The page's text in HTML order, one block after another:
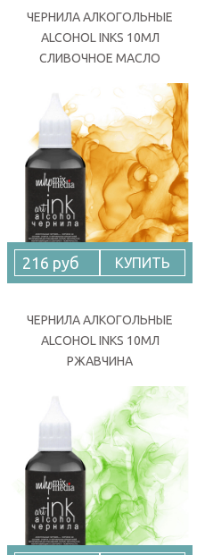
ЧЕРНИЛА АЛКОГОЛЬНЫЕ
ALCOHOL INKS 10МЛ
СЛИВОЧНОЕ МАСЛО
216 руб КУПИТЬ
ЧЕРНИЛА АЛКОГОЛЬНЫЕ
ALCOHOL INKS 10МЛ
РЖАВЧИНА